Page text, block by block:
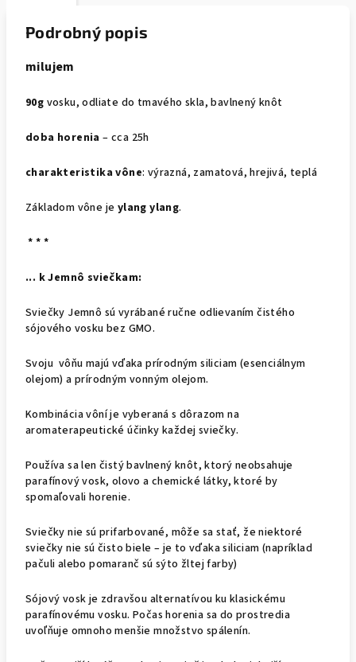
Podrobný popis
milujem
90g vosku, odliate do tmavého skla, bavlnený knôt
doba horenia – cca 25h
charakteristika vône: výrazná, zamatová, hrejivá, teplá
Základom vône je ylang ylang.
* * *
... k Jemnô sviečkam:
Sviečky Jemnô sú vyrábané ručne odlievaním čistého
sójového vosku bez GMO.
Svoju vôňu majú vďaka prírodným siliciam (esenciálnym
olejom) a prírodným vonným olejom.
Kombinácia vôní je vyberaná s dôrazom na
aromaterapeutické účinky každej sviečky.
Používa sa len čistý bavlnený knôt, ktorý neobsahuje
parafínový vosk, olovo a chemické látky, ktoré by
spomaľovali horenie.
Sviečky nie sú prifarbované, môže sa stať, že niektoré
sviečky nie sú čisto biele – je to vďaka siliciam (napríklad
pačuli alebo pomaranč sú sýto žltej farby)
Sójový vosk je zdravšou alternatívou ku klasickému
parafínovému vosku. Počas horenia sa do prostredia
uvoľňuje omnoho menšie množstvo spálenín.